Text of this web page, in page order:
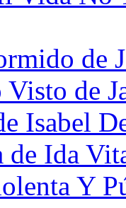
de
Visto de
Isabel
de Ida
Y